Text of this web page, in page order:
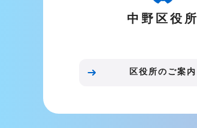
中野区役所
区役所のご案内